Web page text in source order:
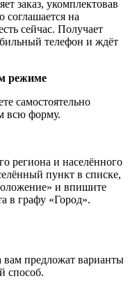
заказ, укомплектовав
на
сейчас. Получает
телефон и ждёт
режиме
самостоятельно
всю форму.
региона и населённого
пункт в списке,
и впишите
в графу «Город».
вам предложат варианты
способ.